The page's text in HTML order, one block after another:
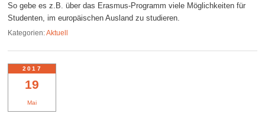
So gebe es z.B. über das Erasmus-Programm viele Möglichkeiten für
Studenten, im europäischen Ausland zu studieren.
Kategorien:Aktuell
19
Mai
2017